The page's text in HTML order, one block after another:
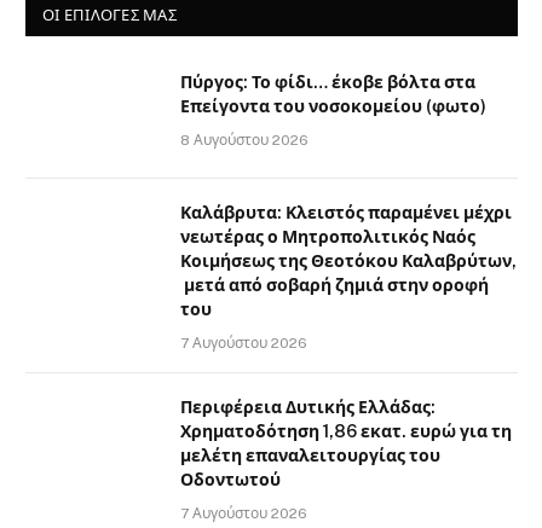
ΟΙ ΕΠΙΛΟΓΈΣ ΜΑΣ
Πύργος: Το φίδι… έκοβε βόλτα στα
Επείγοντα του νοσοκομείου (φωτο)
8 Αυγούστου 2026
Καλάβρυτα: Κλειστός παραμένει μέχρι
νεωτέρας ο Μητροπολιτικός Ναός
Κοιμήσεως της Θεοτόκου Καλαβρύτων,
μετά από σοβαρή ζημιά στην οροφή
του
7 Αυγούστου 2026
Περιφέρεια Δυτικής Ελλάδας:
Χρηματοδότηση 1,86 εκατ. ευρώ για τη
μελέτη επαναλειτουργίας του
Οδοντωτού
7 Αυγούστου 2026